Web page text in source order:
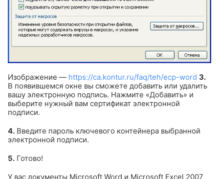
Изображение — https://ca.kontur.ru/faq/teh/ecp-word 3.
В появившемся окне вы сможете добавить или удалить
вашу электронную подпись. Нажмите «Добавить» и
выберите нужный вам сертификат электронной
подписи.
4. Введите пароль ключевого контейнера выбранной
электронной подписи.
5. Готово!
У вас документы Microsoft Word и Microsoft Excel 2007